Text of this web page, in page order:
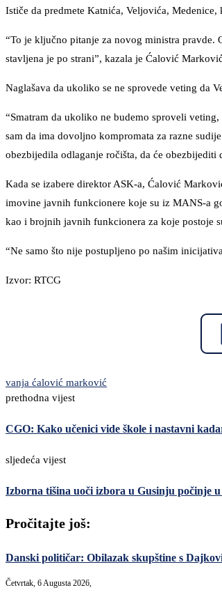
Ističe da predmete Katnića, Veljovića,
“To je ključno pitanje za novog ministra
stavljena je po strani”, kazala je Ćalović
Naglašava da ukoliko se ne sprovede veting da
“Smatram da ukoliko ne budemo sproveli
sam da ima dovoljno kompromata za razne
obezbijedila odlaganje ročišta, da će
Kada se izabere direktor ASK-a, Ćalović
imovine javnih funkcionere koje su iz MANS-a
kao i brojnih javnih funkcionera za koje postoje
“Ne samo što nije postupljeno po našim
Izvor: RTCG
vanja ćalović marković
prethodna vijest
CGO: Kako učenici vide škole i nastavni
sljedeća vijest
Izborna tišina uoči izbora u Gusinju počinje u
Pročitajte još:
Danski političar: Obilazak skupštine s
Četvrtak, 6 Augusta 2026,